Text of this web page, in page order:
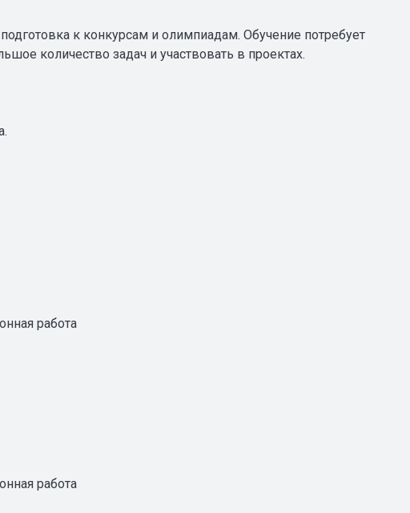
к конкурсам и олимпиадам. Обучение потребует
количество задач и участвовать в проектах.
работа
работа